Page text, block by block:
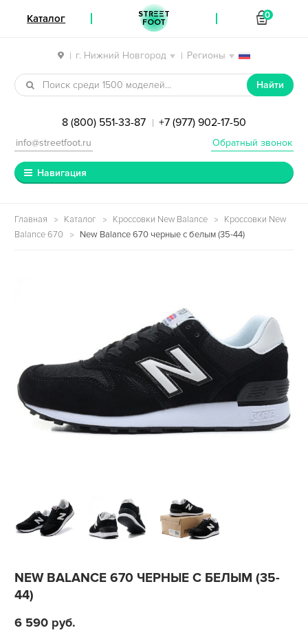
| г. Нижний Новгород | Регионы
Перейти к навигации
Перейти к содержимому
Найти
8 (800) 551-33-87 | +7 (977) 902-17-50
Обратный звонок
info@streetfoot.ru
Навигация
Главная Каталог Кроссовки New Balance
Кроссовки New
Balance 670
New Balance 670 черные с белым (35-44)
NEW BALANCE 670 ЧЕРНЫЕ С БЕЛЫМ (35-
44)
6 590 руб.
Каталог STREET
FOOT
0